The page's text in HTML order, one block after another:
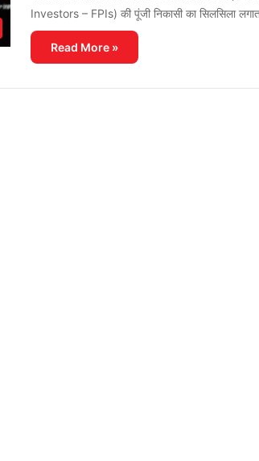
Investors – FPIs) की पूंजी निकासी का सिलसिला
Read More »